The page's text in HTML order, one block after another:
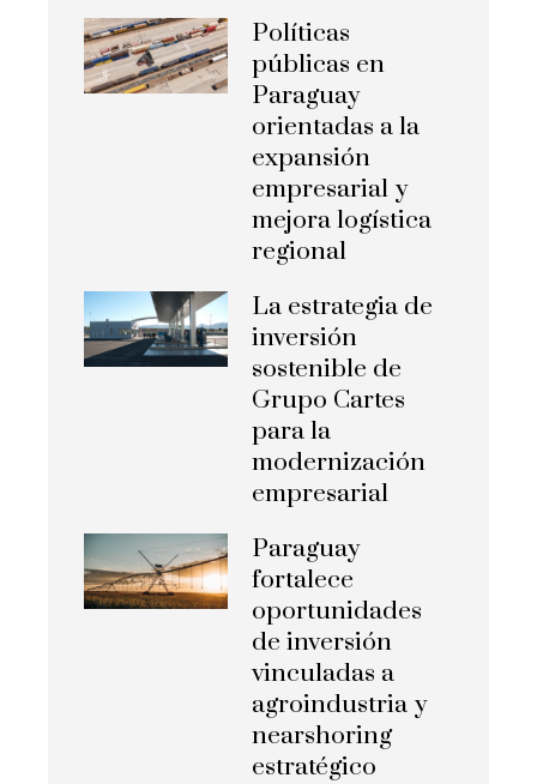
Políticas
públicas en
Paraguay
orientadas a la
expansión
empresarial y
mejora logística
regional
La estrategia de
inversión
sostenible de
Grupo Cartes
para la
modernización
empresarial
Paraguay
fortalece
oportunidades
de inversión
vinculadas a
agroindustria y
nearshoring
estratégico